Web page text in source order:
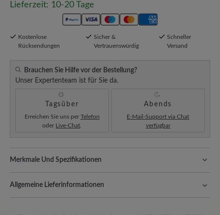
Lieferzeit: 10-20 Tage
Kostenlose
Rücksendungen
Sicher &
Vertrauenswürdig
Schneller
Versand
Brauchen Sie Hilfe vor der Bestellung?
Unser Expertenteam ist für Sie da.
Tagsüber
Erreichen Sie uns per Telefon
oder Live-Chat
Abends
E-Mail-Support via Chat
verfügbar
Merkmale Und Spezifikationen
kräftige Füße
Allgemeine Lieferinformationen